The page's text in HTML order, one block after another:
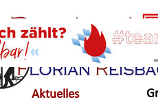
Aktuelles